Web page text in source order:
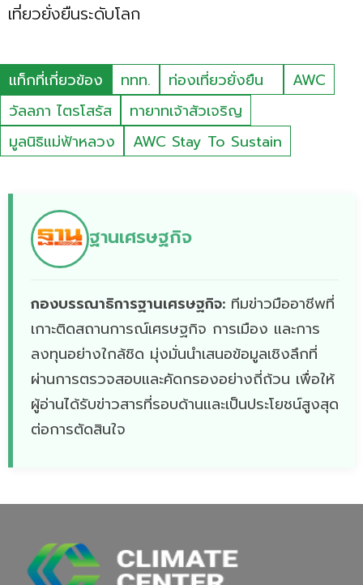
เที่ยวยั่งยืนระดับโลก
แท็กที่เกี่ยวข้อง ททท. ท่องเที่ยวยั่งยืน
AWC
วัลลภา ไตรโสรัส
ทายาทเจ้าสัวเจริญ
มูลนิธิแม่ฟ้าหลวง
AWC Stay To Sustain
ฐานเศรษฐกิจ
กองบรรณาธิการฐานเศรษฐกิจ: ทีมข่าวมืออาชีพที่
เกาะติดสถานการณ์เศรษฐกิจ การเมือง และการ
ลงทุนอย่างใกล้ชิด มุ่งมั่นนำเสนอข้อมูลเชิงลึกที่
ผ่านการตรวจสอบและคัดกรองอย่างถี่ถ้วน เพื่อให้
ผู้อ่านได้รับข่าวสารที่รอบด้านและเป็นประโยชน์สูงสุด
ต่อการตัดสินใจ